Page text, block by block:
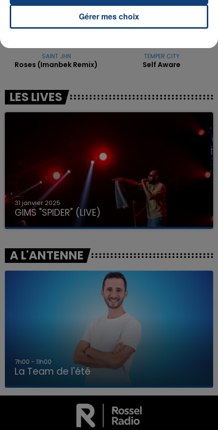
LA TEAM DE L'ÉTÉ
SAINT JHN
Roses (imanbek Remix)
TEMPER CITY
Self Aware
LES LIVES
31 janvier 2025
GIMS "SPIDER" (LIVE)
A L'ANTENNE
7h00 - 11h00
La Team de l'été
Gérer mes choix